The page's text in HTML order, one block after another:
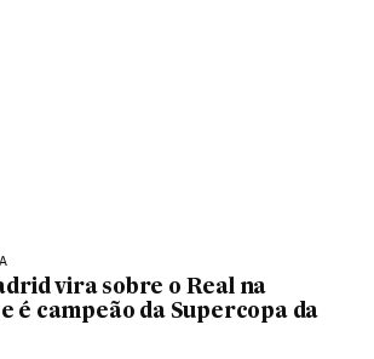
vira sobre o Real na
é campeão da Supercopa da